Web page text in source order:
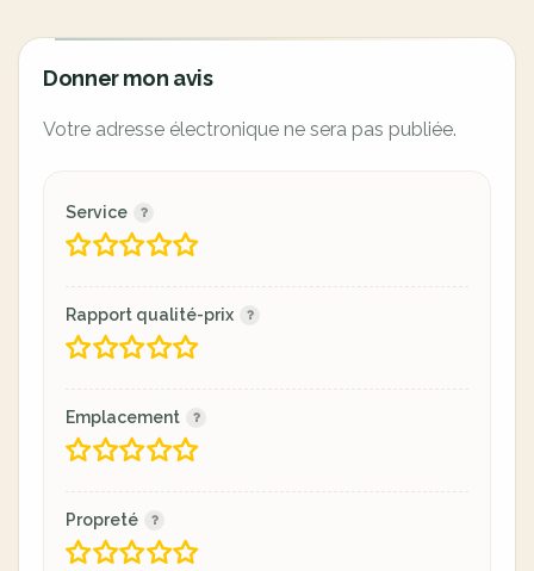
Donner mon avis
Votre adresse électronique ne sera pas publiée.
Service
Rapport qualité-prix
Emplacement
Propreté